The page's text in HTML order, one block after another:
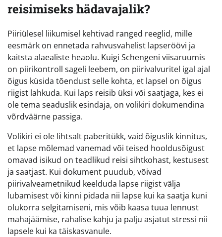
reisimiseks hädavajalik?
Piiriülesel liikumisel kehtivad ranged reeglid, mille
eesmärk on ennetada rahvusvahelist lapseröövi ja
kaitsta alaealiste heaolu. Kuigi Schengeni viisaruumis
on piirikontroll sageli leebem, on piirivalvuritel igal ajal
õigus küsida tõendust selle kohta, et lapsel on õigus
riigist lahkuda. Kui laps reisib üksi või saatjaga, kes ei
ole tema seaduslik esindaja, on volikiri dokumendina
võrdväärne passiga.
Volikiri ei ole lihtsalt paberitükk, vaid õiguslik kinnitus,
et lapse mõlemad vanemad või teised hooldusõigust
omavad isikud on teadlikud reisi sihtkohast, kestusest
ja saatjast. Kui dokument puudub, võivad
piirivalveametnikud keelduda lapse riigist välja
lubamisest või kinni pidada nii lapse kui ka saatja kuni
olukorra selgitamiseni, mis võib kaasa tuua lennust
mahajäämise, rahalise kahju ja palju asjatut stressi nii
lapsele kui ka täiskasvanule.